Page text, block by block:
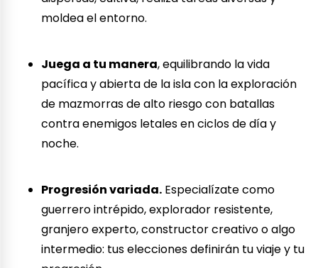
moldea el entorno.
Juega a tu manera, equilibrando la vida
pacífica y abierta de la isla con la exploración
de mazmorras de alto riesgo con batallas
contra enemigos letales en ciclos de día y
noche.
Progresión variada. Especialízate como
guerrero intrépido, explorador resistente,
granjero experto, constructor creativo o algo
intermedio: tus elecciones definirán tu viaje y tu